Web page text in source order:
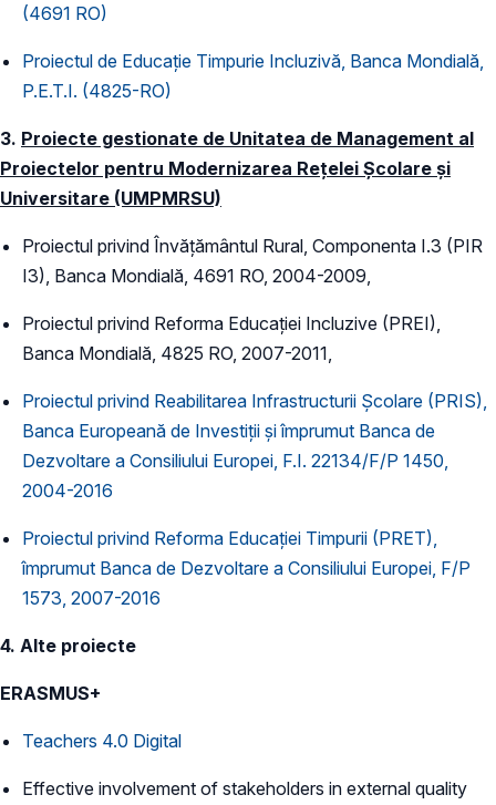
(4691 RO)
Proiectul de Educaţie Timpurie Incluzivă, Banca Mondială,
P.E.T.I. (4825-RO)
3. Proiecte gestionate de Unitatea de Management al
Proiectelor pentru Modernizarea Rețelei Școlare și
Universitare (UMPMRSU)
Proiectul privind Învăţământul Rural, Componenta I.3 (PIR
I3), Banca Mondială, 4691 RO, 2004-2009,
Proiectul privind Reforma Educației Incluzive (PREI),
Banca Mondială, 4825 RO, 2007-2011,
Proiectul privind Reabilitarea Infrastructurii Şcolare (PRIS),
Banca Europeană de Investiții și împrumut Banca de
Dezvoltare a Consiliului Europei, F.I. 22134/F/P 1450,
2004-2016
Proiectul privind Reforma Educației Timpurii (PRET),
împrumut Banca de Dezvoltare a Consiliului Europei, F/P
1573, 2007-2016
4. Alte proiecte
ERASMUS+
Teachers 4.0 Digital
Effective involvement of stakeholders in external quality